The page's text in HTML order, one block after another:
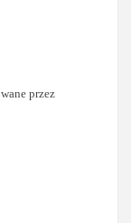
przez